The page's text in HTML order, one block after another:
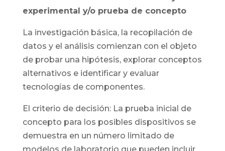
experimental y/o prueba de concepto
La investigación básica, la recopilación de
datos y el análisis comienzan con el objeto
de probar una hipótesis, explorar conceptos
alternativos e identificar y evaluar
tecnologías de componentes.
El criterio de decisión: La prueba inicial de
concepto para los posibles dispositivos se
demuestra en un número limitado de